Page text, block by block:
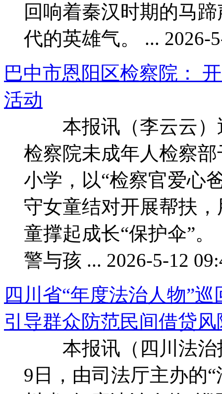
回响着秦汉时期的马
代的英雄气。 ... 2026-
巴中市恩阳区检察院：
活动
本报讯（李云云）
检察院未成年人检察
小学，以“检察官爱心
守女童结对开展帮扶
童撑起成长“保护伞
警与孩 ... 2026-5-12
四川省“年度法治人物
引导群众防范民间借贷风
本报讯（四川法治
9日，由司法厅主办的